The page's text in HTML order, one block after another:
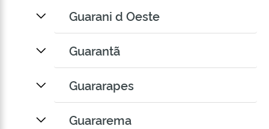
Guarani d Oeste
Guarantã
Guararapes
Guararema